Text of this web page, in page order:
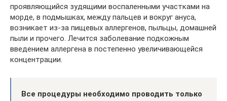
проявляющийся зудящими воспаленными участками на
морде, в подмышках, между пальцев и вокруг ануса,
возникает из-за пищевых аллергенов, пыльцы, домашней
пыли и прочего. Лечится заболевание подкожным
введением аллергена в постепенно увеличивающейся
концентрации.
Все процедуры необходимо проводить только